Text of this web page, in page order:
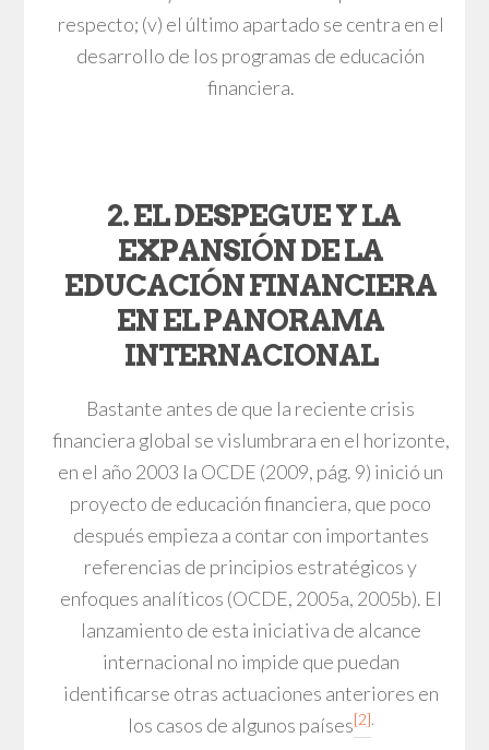
respecto; (v) el último apartado se centra en el
desarrollo de los programas de educación
financiera.
2. EL DESPEGUE Y LA
EXPANSIÓN DE LA
EDUCACIÓN FINANCIERA
EN EL PANORAMA
INTERNACIONAL
Bastante antes de que la reciente crisis
financiera global se vislumbrara en el horizonte,
en el año 2003 la OCDE (2009, pág. 9) inició un
proyecto de educación financiera, que poco
después empieza a contar con importantes
referencias de principios estratégicos y
enfoques analíticos (OCDE, 2005a, 2005b). El
lanzamiento de esta iniciativa de alcance
internacional no impide que puedan
identificarse otras actuaciones anteriores en
los casos de algunos países[2].